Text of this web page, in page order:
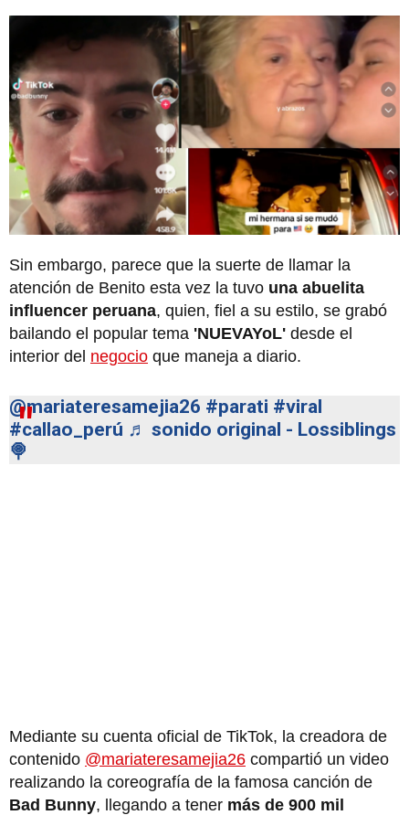
Sin embargo, parece que la suerte de llamar la
atención de Benito esta vez la tuvo una abuelita
influencer peruana, quien, fiel a su estilo, se grabó
bailando el popular tema 'NUEVAYoL' desde el
interior del negocio que maneja a diario.
@mariateresamejia26 #parati #viral
#callao_perú ♬ sonido original - Lossiblings
🍭
Mediante su cuenta oficial de TikTok, la creadora de
contenido @mariateresamejia26 compartió un video
realizando la coreografía de la famosa canción de
Bad Bunny, llegando a tener más de 900 mil